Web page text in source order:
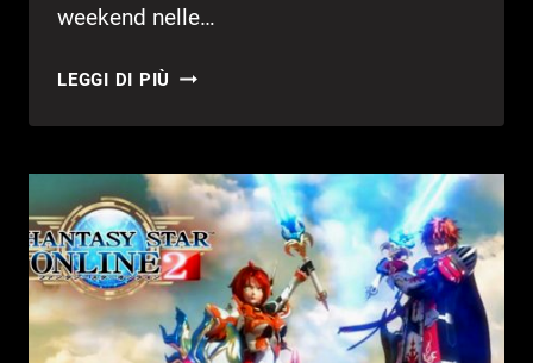
weekend nelle…
LEGGI DI PIÙ SONIC
HA
UNA
DATA
DI
INIZIO
PRODUZIONE